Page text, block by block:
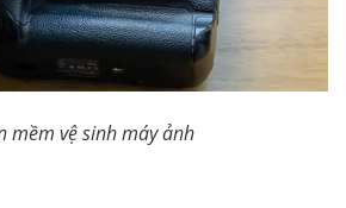
mềm vệ sinh máy ảnh